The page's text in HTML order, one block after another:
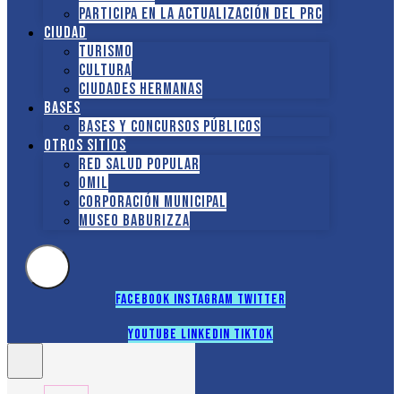
Participa en la actualización del PRC
Ciudad
Turismo
Cultura
Ciudades hermanas
Bases
Bases y Concursos Públicos
Otros sitios
Red Salud Popular
OMIL
Corporación Municipal
Museo Baburizza
Facebook Instagram Twitter
Youtube Linkedin Tiktok